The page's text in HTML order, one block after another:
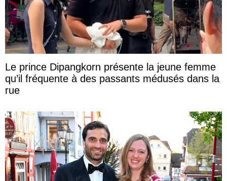
Le prince Dipangkorn présente la jeune femme
qu’il fréquente à des passants médusés dans la
rue